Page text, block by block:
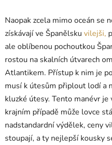
Naopak zcela mimo oceán se
získávají ve Španělsku vilejši,
ale oblíbenou pochoutkou
rostou na skalních útvarech
Atlantikem. Přístup k nim je
musí k útesům připlout lodí a
kluzké útesy. Tento manévr je
krajním případě může lovce
nadstandardní výdělek, ceny
stoupají, a ty nejlepší kousky